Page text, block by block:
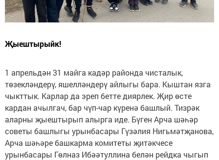
Җыештырыйк!
1 апрельдән 31 майга кадәр районда чисталык,
төзекләндерү, яшелләндерү айлыгы бара. Кыштан язга
чыкттык. Карлар да эреп бетте диярлек. Җир өсте
кардан ачылгач, бар чүп-чар күренә башлый. Тизрәк
аларны җыештырып алырга иде. Бүген Арча шәһәр
советы башлыгы урынбасары Гүзәлия Нигьмәтҗанова,
Арча шәһәре башкарма комитеты җитәкчесе
урынбасары Гөлназ Ибәәтуллина белән рейдка чыгып